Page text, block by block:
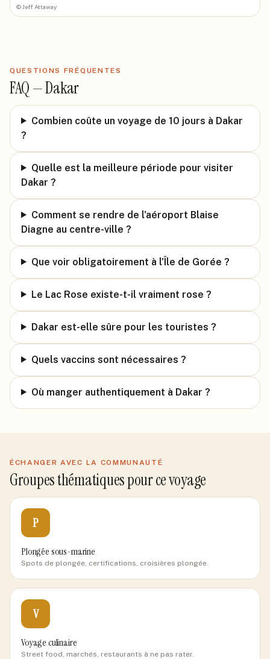
© Jeff Attaway
QUESTIONS FRÉQUENTES
FAQ —Dakar
Combien coûte un voyage de 10 jours à Dakar
?
Quelle est la meilleure période pour visiter
Dakar ?
Comment se rendre de l'aéroport Blaise
Diagne au centre-ville ?
Que voir obligatoirement à l'Île de Gorée ?
Le Lac Rose existe-t-il vraiment rose ?
Dakar est-elle sûre pour les touristes ?
Quels vaccins sont nécessaires ?
Où manger authentiquement à Dakar ?
ÉCHANGER AVEC LA COMMUNAUTÉ
Groupes thématiques pour ce voyage
P
Plongée sous-marine
Spots de plongée, certifications, croisières plongée.
V
Voyage culinaire
Street food, marchés, restaurants à ne pas rater.